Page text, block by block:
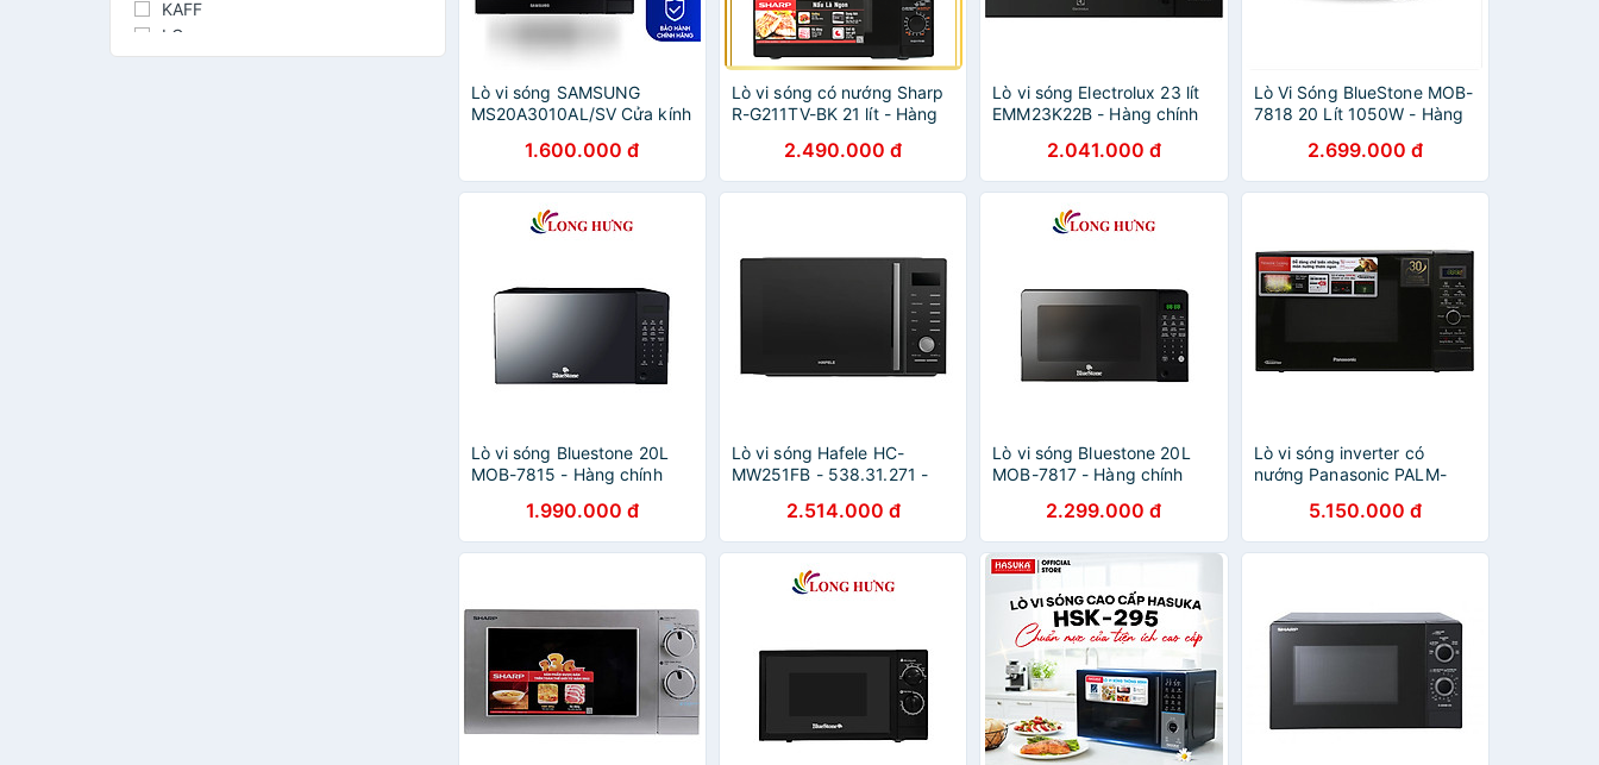
KAFF
LG
Malloca
Lò vi sóng SAMSUNG
MS20A3010AL/SV Cửa kính
Hàng chính hãng
1.600.000 đ
Lò vi sóng có nướng Sharp
R-G211TV-BK 21 lít - Hàng
2.490.000 đ
Lò vi sóng Electrolux 23 lít
EMM23K22B - Hàng chính
2.041.000 đ
Lò Vi Sóng BlueStone MOB-
7818 20 Lít 1050W - Hàng
2.699.000 đ
Lò vi sóng Bluestone 20L
MOB-7815 - Hàng chính
1.990.000 đ
Lò vi sóng Hafele HC-
MW251FB - 538.31.271 -
2.514.000 đ
Lò vi sóng Bluestone 20L
MOB-7817 - Hàng chính
2.299.000 đ
Lò vi sóng inverter có
nướng Panasonic PALM-
Hàng chính hãng
5.150.000 đ